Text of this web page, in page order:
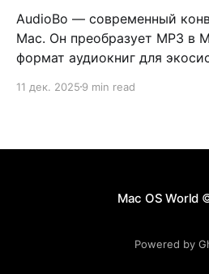
AudioBo — современный
Mac. Он преобразует MP3 в
формат аудиокниг для
11 дек. 2025 9 min read
Mac OS World
Powered by